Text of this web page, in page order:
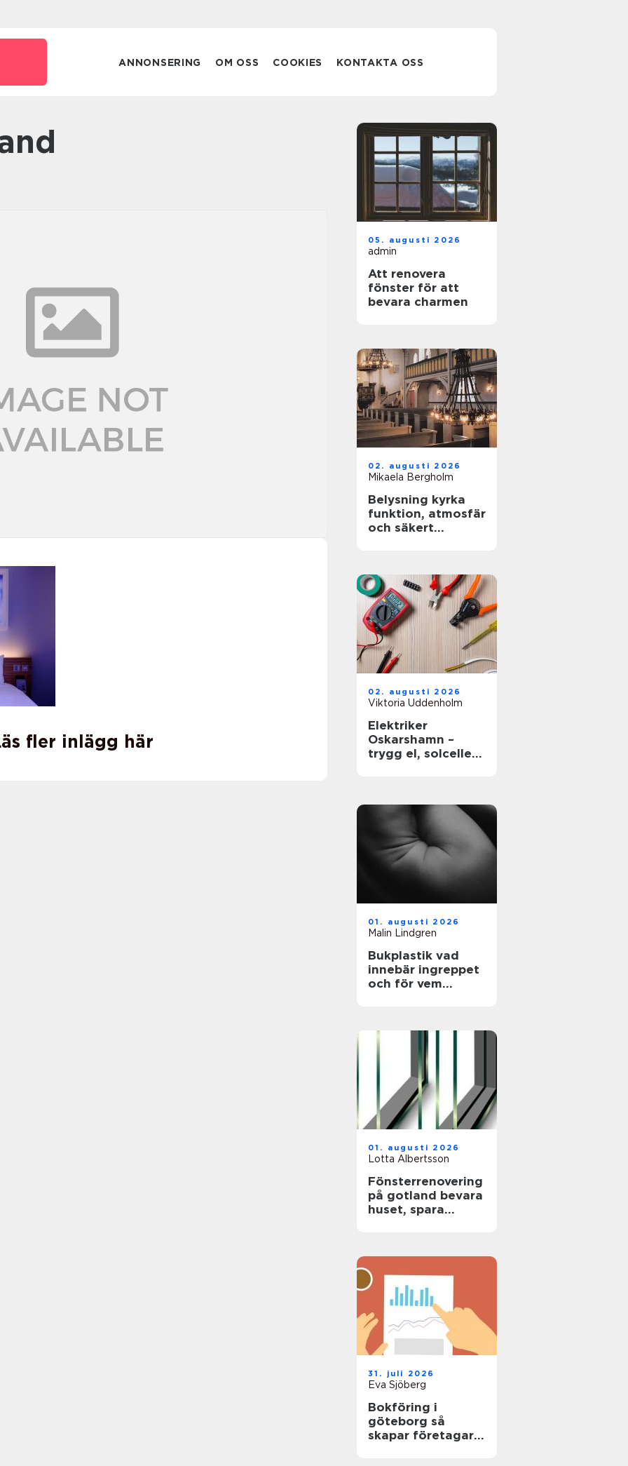
ANNONSERING OM OSS COOKIES KONTAKTA OSS
fler inlägg här
05. augusti 2026
admin
Att renovera
fönster för att
bevara charmen
02. augusti 2026
Mikaela Bergholm
Belysning kyrka
funktion, atmosfär
och säkert
02. augusti 2026
Viktoria Uddenholm
Elektriker
Oskarshamn –
trygg el, solceller
01. augusti 2026
Malin Lindgren
Bukplastik vad
innebär ingreppet
och för vem
01. augusti 2026
Lotta Albertsson
Fönsterrenovering
på gotland bevara
huset, spara
31. juli 2026
Eva Sjöberg
Bokföring i
göteborg så
skapar företagare